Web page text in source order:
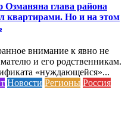
Озманяна глава района
квартирами. Но и на этом
внимание к явно не
и его родственникам.
«нуждающейся»...
Новости Регионы Россия